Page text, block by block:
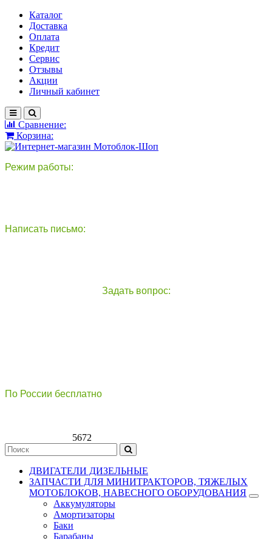
Каталог
Доставка
Оплата
Кредит
Сервис
Отзывы
Акции
Личный кабинет
Сравнение:
Корзина:
Режим работы:
Написать письмо:
Задать вопрос:
По России бесплатно
5672
ДВИГАТЕЛИ ДИЗЕЛЬНЫЕ
ЗАПЧАСТИ ДЛЯ МИНИТРАКТОРОВ, ТЯЖЕЛЫХ
МОТОБЛОКОВ, НАВЕСНОГО ОБОРУДОВАНИЯ
Аккумуляторы
Амортизаторы
Баки
Барабаны